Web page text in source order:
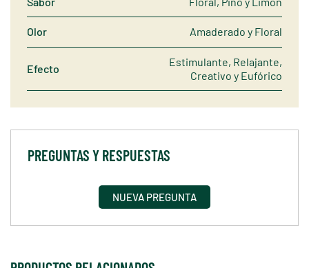
Olor Amaderado y Floral
Efecto
Estimulante, Relajante,
Creativo y Eufórico
PREGUNTAS Y RESPUESTAS
NUEVA PREGUNTA